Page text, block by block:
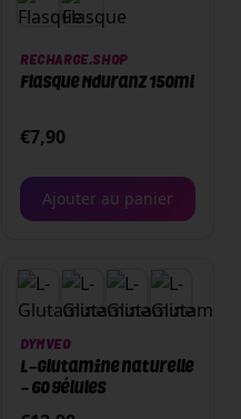
RECHARGE.SHOP
Flasque Nduranz 150ml
€7,90
Ajouter au panier
+1
DYNVEO
L-Glutamine naturelle
- 60 gélules